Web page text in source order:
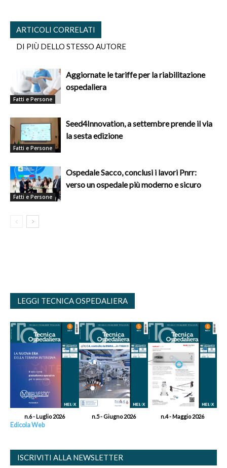
ARTICOLI CORRELATI
DI PIÙ DELLO STESSO AUTORE
Fatti e Persone
Aggiornate le tariffe per la riabilitazione
ospedaliera
Fatti e Persone
Seed4Innovation, a settembre prende il via
la sesta edizione
Fatti e Persone
Ospedale Sacco, conclusi i lavori Pnrr:
verso un ospedale più moderno e sicuro
LEGGI TECNICA OSPEDALIERA
n.6 - Luglio 2026 n.5 - Giugno 2026 n.4 - Maggio 2026
Edicola Web
ISCRIVITI ALLA NEWSLETTER